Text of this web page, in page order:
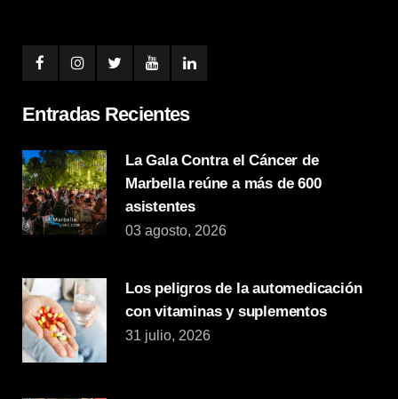
Entradas Recientes
La Gala Contra el Cáncer de
Marbella reúne a más de 600
asistentes
03 agosto, 2026
Los peligros de la automedicación
con vitaminas y suplementos
31 julio, 2026